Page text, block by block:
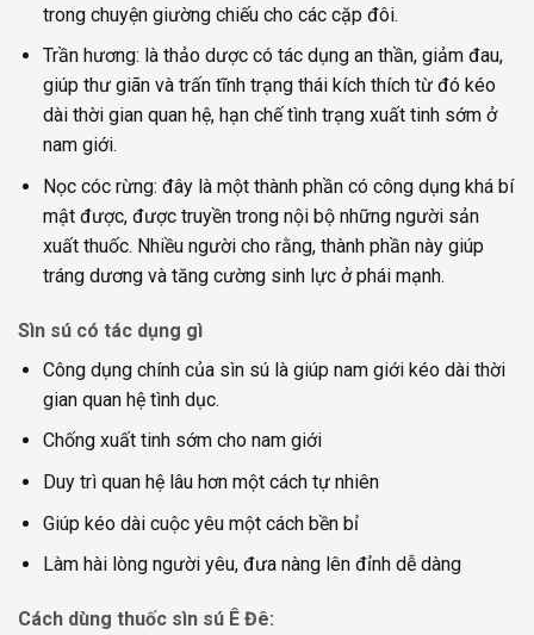
trong chuyện giường chiếu cho các cặp đôi.
Trần hương: là thảo dược có tác dụng an thần, giảm đau,
giúp thư giãn và trấn tĩnh trạng thái kích thích từ đó kéo
dài thời gian quan hệ, hạn chế tình trạng xuất tinh sớm ở
nam giới.
Nọc cóc rừng: đây là một thành phần có công dụng khá bí
mật được, được truyền trong nội bộ những người sản
xuất thuốc. Nhiều người cho rằng, thành phần này giúp
tráng dương và tăng cường sinh lực ở phái mạnh.
Sìn sú có tác dụng gì
Công dụng chính của sìn sú là giúp nam giới kéo dài thời
gian quan hệ tình dục.
Chống xuất tinh sớm cho nam giới
Duy trì quan hệ lâu hơn một cách tự nhiên
Giúp kéo dài cuộc yêu một cách bền bỉ
Làm hài lòng người yêu, đưa nàng lên đỉnh dễ dàng
Cách dùng thuốc sìn sú Ê Đê: